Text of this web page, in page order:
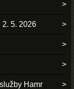
2. 5. 2026
Hamr